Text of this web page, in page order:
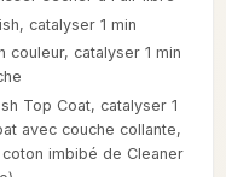
catalyser 1 min
couleur, catalyser 1 min
Top Coat, catalyser 1
avec couche collante,
imbibé de Cleaner